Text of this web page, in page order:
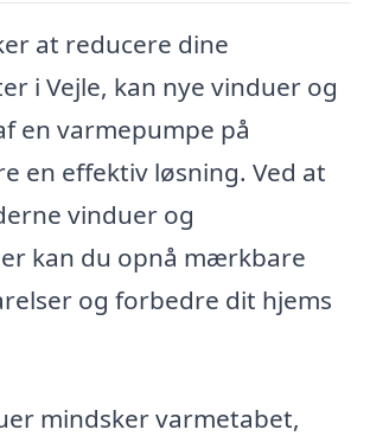
at reducere dine
i Vejle, kan nye vinduer og
en varmepumpe på
en effektiv løsning. Ved at
vinduer og
kan du opnå mærkbare
og forbedre dit hjems
mindsker varmetabet,